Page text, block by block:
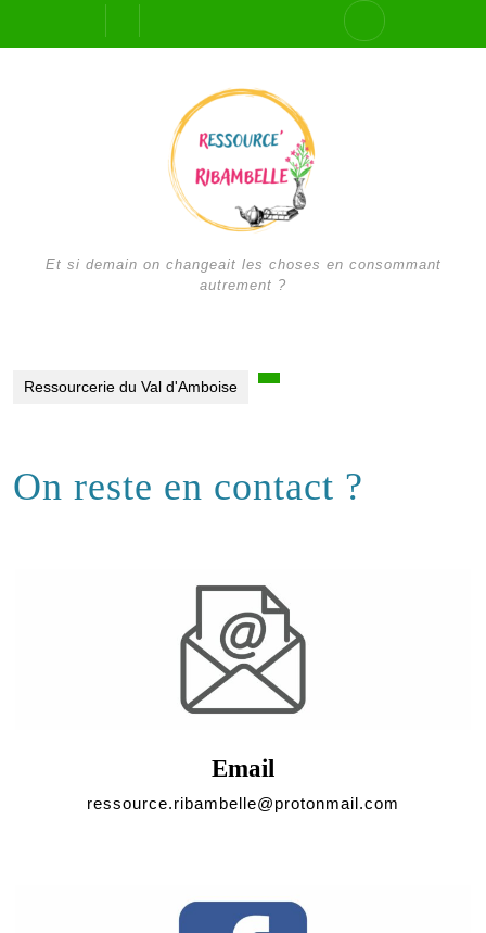
Open
Et si demain on changeait les choses en consommant
autrement ?
Ressourcerie du Val d'Amboise
On reste en contact ?
Email
ressource.ribambelle@protonmail.com